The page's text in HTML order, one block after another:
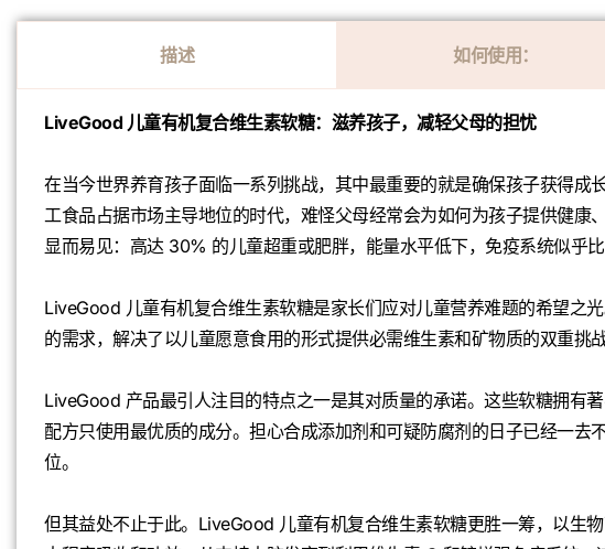
描述 如何使用：
LiveGood 儿童有机复合维生素软糖：滋养孩子，减轻父母的担忧
在当今世界养育孩子面临一系列挑战，其中最重要的就是确保孩子获得成
工食品占据市场主导地位的时代，难怪父母经常会为如何为孩子提供健康
显而易见：高达 30% 的儿童超重或肥胖，能量水平低下，免疫系统似乎
LiveGood 儿童有机复合维生素软糖是家长们应对儿童营养难题的希望之
的需求，解决了以儿童愿意食用的形式提供必需维生素和矿物质的双重挑战
LiveGood 产品最引人注目的特点之一是其对质量的承诺。这些软糖拥有
配方只使用最优质的成分。担心合成添加剂和可疑防腐剂的日子已经一去
位。
但其益处不止于此。LiveGood 儿童有机复合维生素软糖更胜一筹，以生